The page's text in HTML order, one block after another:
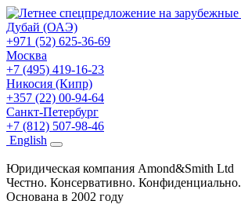
Дубай (ОАЭ)
+971 (52) 625-36-69
Москва
+7 (495) 419-16-23
Никосия (Кипр)
+357 (22) 00-94-64
Санкт-Петербург
+7 (812) 507-98-46
English
Юридическая компания Amond&Smith Ltd
Честно. Консервативно. Конфиденциально.
Основана в 2002 году